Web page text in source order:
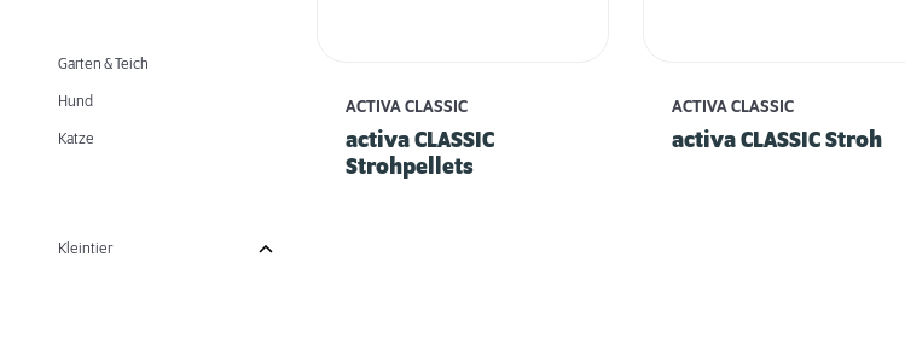
Garten & Teich
Hund
Katze
Kleintier
ACTIVA CLASSIC
activa CLASSIC
Strohpellets
ACTIVA CLASSIC
activa CLASSIC Stroh